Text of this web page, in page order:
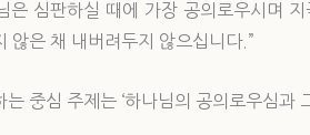
은 심판하실 때에 가장 공의로우시며
않은 채 내버려두지 않으십니다.”
중심 주제는 ‘하나님의 공의로우심과